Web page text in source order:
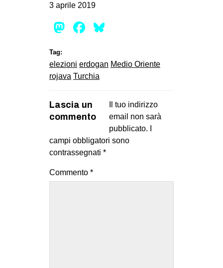
3 aprile 2019
Mastodon
Facebook
Tag:
elezioni erdogan Medio Oriente
rojava Turchia
Lascia un
commento
Il tuo indirizzo
email non sarà
pubblicato.
campi obbligatori sono
contrassegnati *
Commento *